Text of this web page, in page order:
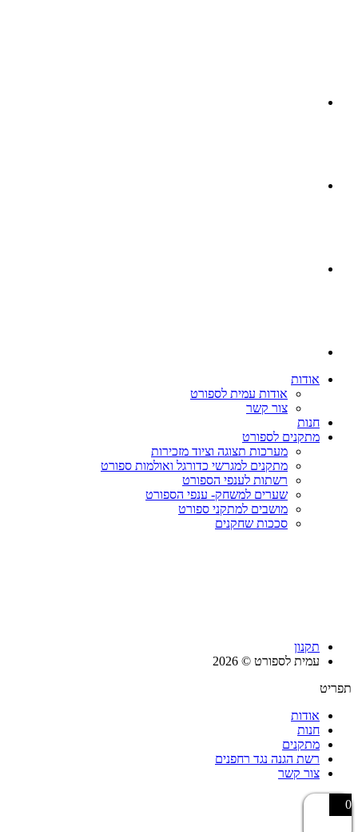
אודות
אודות עמית לספורט
צור קשר
חנות
מתקנים לספורט
מערכות תצוגה וציוד מזכירות
מתקנים למגרשי כדורגל ואולמות ספורט
רשתות לענפי הספורט
שערים למשחק- ענפי הספורט
מושבים למתקני ספורט
סככות שחקנים
תקנון
עמית לספורט © 2026
תפריט
אודות
חנות
מתקנים
רשת הגנה נגד רחפנים
צור קשר
0